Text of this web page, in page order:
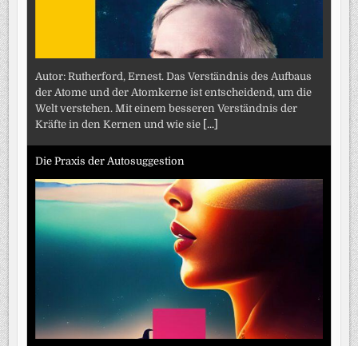
Autor: Rutherford, Ernest. Das Verständnis des Aufbaus
der Atome und der Atomkerne ist entscheidend, um die
Welt verstehen. Mit einem besseren Verständnis der
Kräfte in den Kernen und wie sie [...]
Die Praxis der Autosuggestion